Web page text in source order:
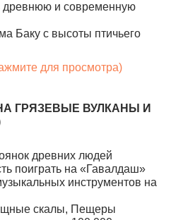
древнюю и современную
Баку с высоты птичьего
для просмотра)
ГРЯЗЕВЫЕ ВУЛКАНЫ И
древних людей
поиграть на «Гавалдаш»
инструментов на
скалы, Пещеры